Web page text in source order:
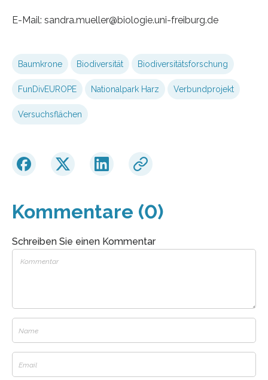
E-Mail: sandra.mueller@biologie.uni-freiburg.de
Baumkrone Biodiversität Biodiversitätsforschung
FunDivEUROPE Nationalpark Harz Verbundprojekt
Versuchsflächen
Kommentare (0)
Schreiben Sie einen Kommentar